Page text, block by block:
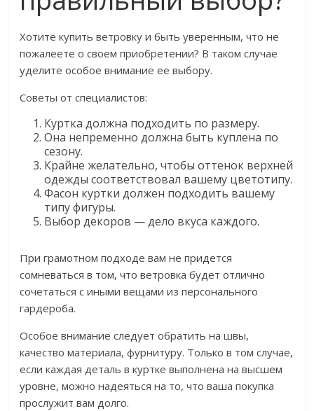
Хотите купить ветровку и быть уверенным, что не
пожалеете о своем приобретении? В таком случае
уделите особое внимание ее выбору.
Советы от специалистов:
Куртка должна подходить по размеру.
Она непременно должна быть куплена по
сезону.
Крайне желательно, чтобы оттенок верхней
одежды соответствовал вашему цветотипу.
Фасон куртки должен подходить вашему
типу фигуры.
Выбор декоров — дело вкуса каждого.
При грамотном подходе вам не придется
сомневаться в том, что ветровка будет отлично
сочетаться с иными вещами из персонального
гардероба.
Особое внимание следует обратить на швы,
качество материала, фурнитуру. Только в том случае,
если каждая деталь в куртке выполнена на высшем
уровне, можно надеяться на то, что ваша покупка
прослужит вам долго.